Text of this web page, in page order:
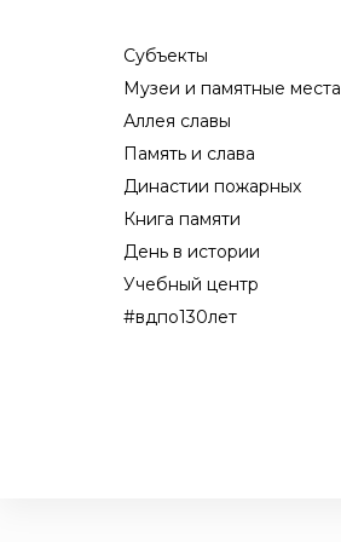
Субъекты
Музеи и памятные места
Аллея славы
Память и слава
Династии пожарных
Книга памяти
День в истории
Учебный центр
#вдпо130лет